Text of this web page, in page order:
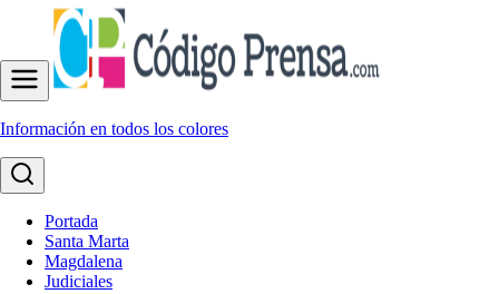
Información en todos los colores
Portada
Santa Marta
Magdalena
Judiciales